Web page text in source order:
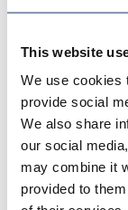
This website
We use cookies
provide social
We also share
our social
may combine it
provided to